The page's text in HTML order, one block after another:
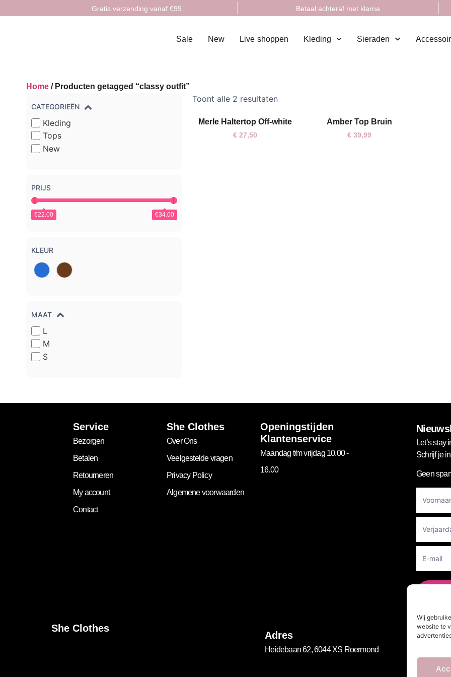
Wij
website te
Gratis verzending vanaf €99 Betaal achteraf met klarna
Sale New Live shoppen Kleding Sieraden
Home / Producten getagged “classy outfit”
CATEGORIEËN
Kleding
Tops
New
PRIJS
€22.00 €34.00
KLEUR
MAAT
L
M
S
Toont alle 2 resultaten
S M L
Merle Haltertop Off-white
€ 27,50
M L
Amber Top Bruin
€39,99
Service
Bezorgen
Betalen
Retourneren
My account
Contact
She Clothes
Over Ons
Veelgestelde vragen
Privacy Policy
Algemene voorwaarden
Openingstijden
Klantenservice
Maandag t/m vrijdag 10.00 -
16.00
Let’s stay
Schrijf je
Geen
She Clothes
Adres
Heidebaan 62, 6044 XS Roermond